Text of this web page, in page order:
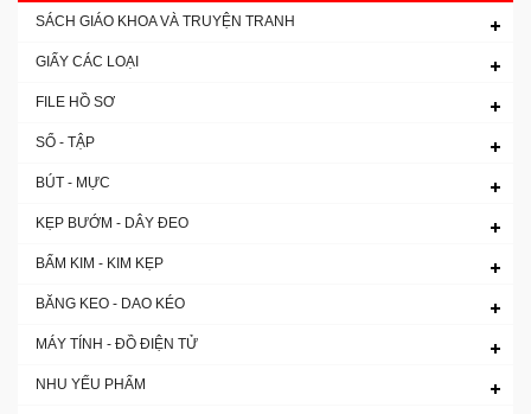
SÁCH GIÁO KHOA VÀ TRUYỆN TRANH
GIẤY CÁC LOẠI
FILE HỒ SƠ
SỔ - TẬP
BÚT - MỰC
KẸP BƯỚM - DÂY ĐEO
BẤM KIM - KIM KẸP
BĂNG KEO - DAO KÉO
MÁY TÍNH - ĐỒ ĐIỆN TỬ
NHU YẾU PHẨM